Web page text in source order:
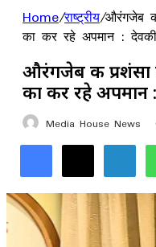
Home/राष्ट्रीय/औरंगजेब
का कर रहे अपमान :
औरंगजेब की प्रशंसा
का कर रहे अपमान
Media House News
Facebook
X